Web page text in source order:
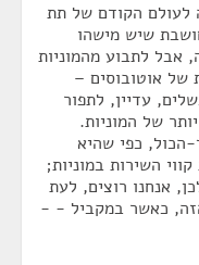
לעולם הקודם של תת
שיש מישהו
אבל לתבוע מהמוניות
של אוטובוסים –
עדיין, לתפור
של המוניות.
הכול, כפי שהיא
השירות במוניות;
אנחנו רוצים, לעת
כאשר במקביל - -